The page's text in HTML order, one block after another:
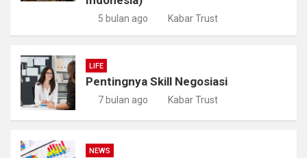
5 bulan ago Kabar Trust
LIFE
Pentingnya Skill Negosiasi
7 bulan ago Kabar Trust
NEWS